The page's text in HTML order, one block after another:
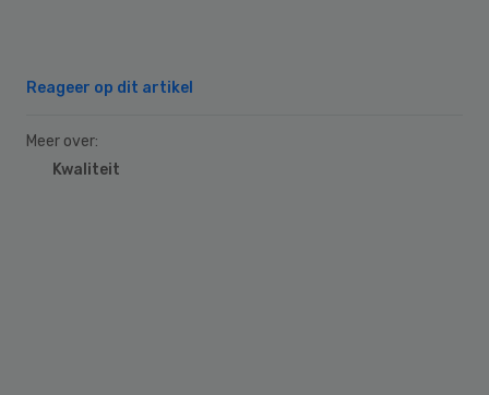
Reageer op dit artikel
Meer over:
Kwaliteit